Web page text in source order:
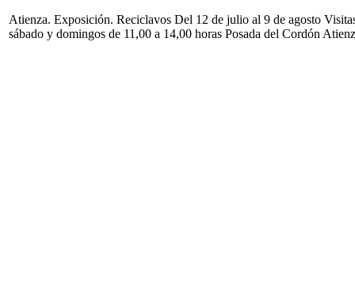
Atienza. Exposición. Reciclavos Del 12 de julio al 9 de agosto
sábado y domingos de 11,00 a 14,00 horas Posada del Cordón